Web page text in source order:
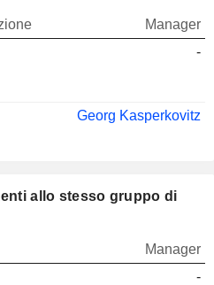
Manager
-
Georg Kasperkovitz
allo stesso gruppo di
Manager
-